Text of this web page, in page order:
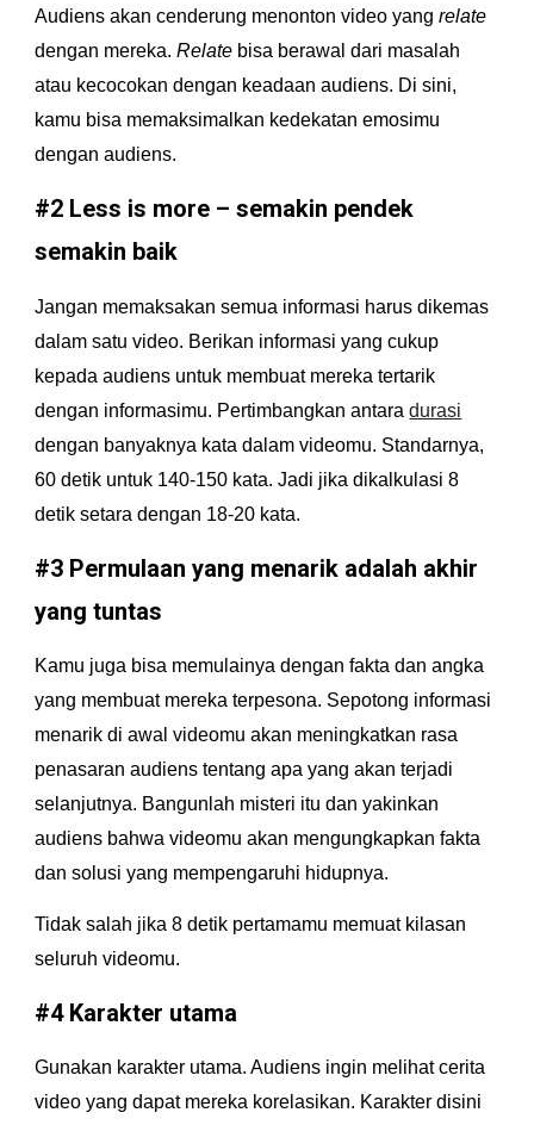
Audiens akan cenderung menonton video yang relate
dengan mereka. Relate bisa berawal dari masalah
atau kecocokan dengan keadaan audiens. Di sini,
kamu bisa memaksimalkan kedekatan emosimu
dengan audiens.
#2 Less is more – semakin pendek
semakin baik
Jangan memaksakan semua informasi harus dikemas
dalam satu video. Berikan informasi yang cukup
kepada audiens untuk membuat mereka tertarik
dengan informasimu. Pertimbangkan antara durasi
dengan banyaknya kata dalam videomu. Standarnya,
60 detik untuk 140-150 kata. Jadi jika dikalkulasi 8
detik setara dengan 18-20 kata.
#3 Permulaan yang menarik adalah akhir
yang tuntas
Kamu juga bisa memulainya dengan fakta dan angka
yang membuat mereka terpesona. Sepotong informasi
menarik di awal videomu akan meningkatkan rasa
penasaran audiens tentang apa yang akan terjadi
selanjutnya. Bangunlah misteri itu dan yakinkan
audiens bahwa videomu akan mengungkapkan fakta
dan solusi yang mempengaruhi hidupnya.
Tidak salah jika 8 detik pertamamu memuat kilasan
seluruh videomu.
#4 Karakter utama
Gunakan karakter utama. Audiens ingin melihat cerita
video yang dapat mereka korelasikan. Karakter disini